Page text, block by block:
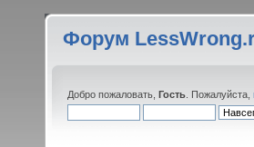
Форум
Добро пожаловать, Гость . Пожалуйста,